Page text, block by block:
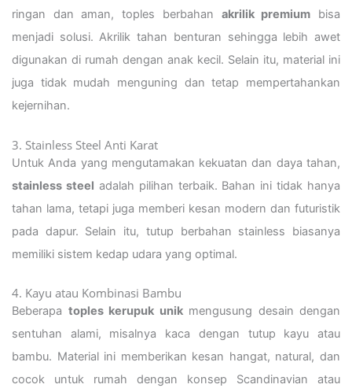
ringan dan aman, toples berbahan akrilik premium bisa
menjadi solusi. Akrilik tahan benturan sehingga lebih awet
digunakan di rumah dengan anak kecil. Selain itu, material ini
juga tidak mudah menguning dan tetap mempertahankan
kejernihan.
3. Stainless Steel Anti Karat
Untuk Anda yang mengutamakan kekuatan dan daya tahan,
stainless steel adalah pilihan terbaik. Bahan ini tidak hanya
tahan lama, tetapi juga memberi kesan modern dan futuristik
pada dapur. Selain itu, tutup berbahan stainless biasanya
memiliki sistem kedap udara yang optimal.
4. Kayu atau Kombinasi Bambu
Beberapa toples kerupuk unikmengusung desain dengan
sentuhan alami, misalnya kaca dengan tutup kayu atau
bambu. Material ini memberikan kesan hangat, natural, dan
cocok untuk rumah dengan konsep Scandinavian atau